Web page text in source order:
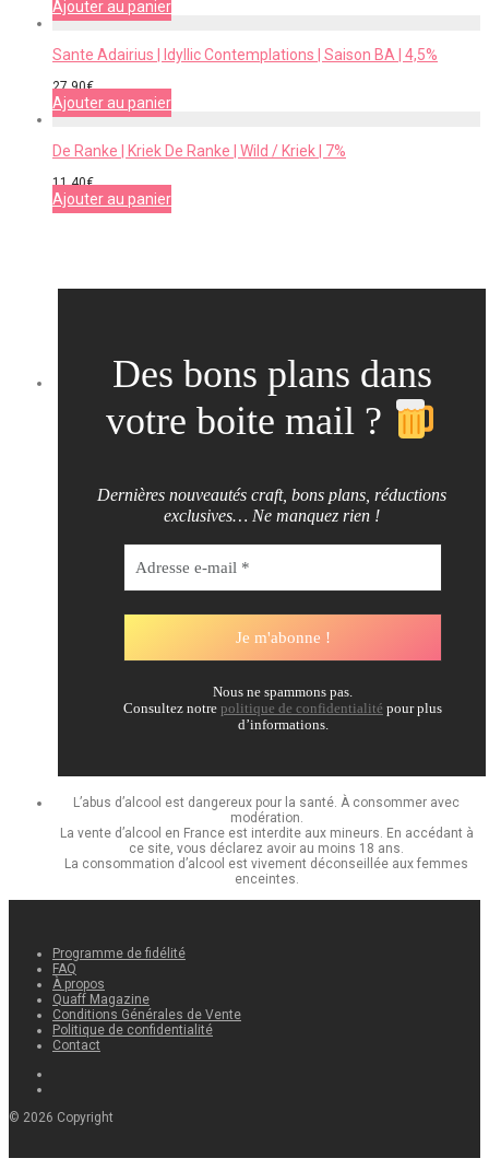
Ajouter au panier
Sante Adairius | Idyllic Contemplations | Saison BA | 4,5%
27,90€
Ajouter au panier
De Ranke | Kriek De Ranke | Wild / Kriek | 7%
11,40€
Ajouter au panier
Des bons plans dans
votre boite mail ?
Dernières nouveautés craft, bons plans, réductions
exclusives… Ne manquez rien !
Nous ne spammons pas.
Consultez notre politique de confidentialité pour plus
d’informations.
L’abus d’alcool est dangereux pour la santé. À consommer avec
modération.
La vente d’alcool en France est interdite aux mineurs. En accédant à
ce site, vous déclarez avoir au moins 18 ans.
La consommation d’alcool est vivement déconseillée aux femmes
enceintes.
Programme de fidélité
FAQ
À propos
Quaff Magazine
Conditions Générales de Vente
Politique de confidentialité
Contact
© 2026 Copyright